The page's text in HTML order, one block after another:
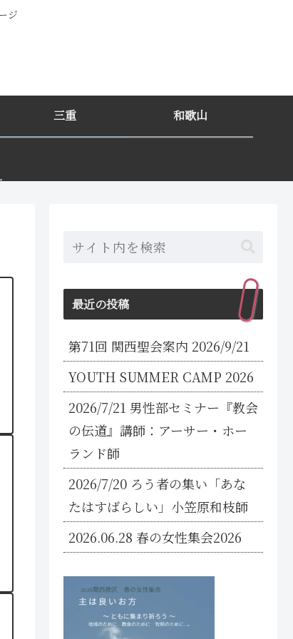
ジ
三重 和歌山
最近の投稿
第71回 関西聖会案内 2026/9/21
YOUTH SUMMER CAMP 2026
2026/7/21 男性部セミナー『教会
の伝道』講師：アーサー・ホー
ランド師
2026/7/20 ろう者の集い「あな
たはすばらしい」小笠原和枝師
2026.06.28 春の女性集会2026